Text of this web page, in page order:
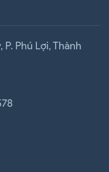
Phú Lợi, Thành